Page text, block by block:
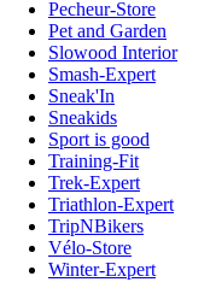
Pecheur-Store
Pet and Garden
Slowood Interior
Smash-Expert
Sneak'In
Sneakids
Sport is good
Training-Fit
Trek-Expert
Triathlon-Expert
TripNBikers
Vélo-Store
Winter-Expert